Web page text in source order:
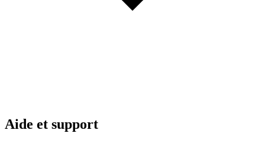
Aide et support